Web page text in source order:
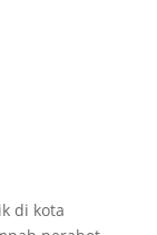
di kota